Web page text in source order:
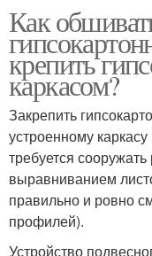
Как
крепить
каркасом?
Закрепить
устроенному
требуется
выравниванием
правильно и ровно
профилей).
Устройство